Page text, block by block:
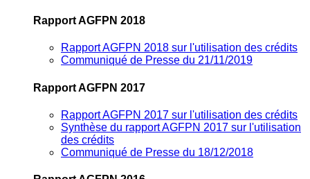
Rapport AGFPN 2018
Rapport AGFPN 2018 sur l'utilisation des crédits
Communiqué de Presse du 21/11/2019
Rapport AGFPN 2017
Rapport AGFPN 2017 sur l'utilisation des crédits
Synthèse du rapport AGFPN 2017 sur l'utilisation
des crédits
Communiqué de Presse du 18/12/2018